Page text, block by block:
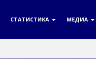
СТАТИСТИКА МЕДИА